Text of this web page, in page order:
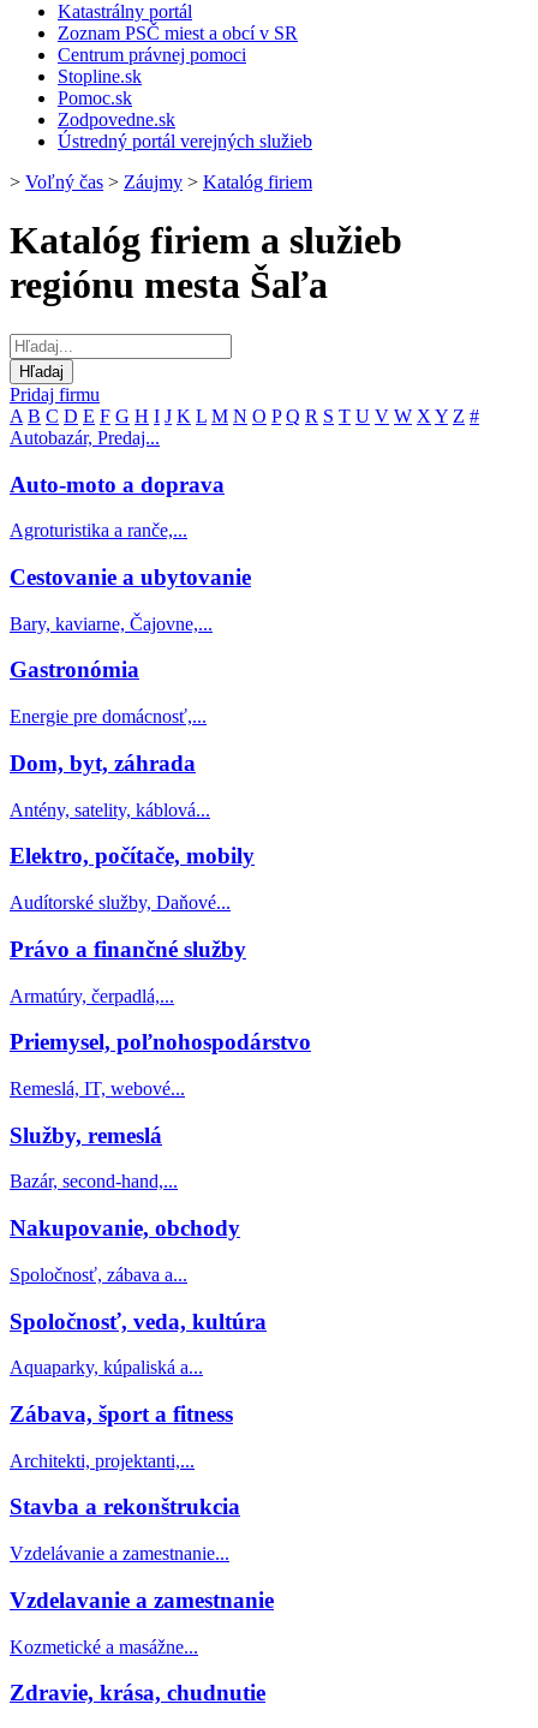
Katastrálny portál
Zoznam PSČ miest a obcí v SR
Centrum právnej pomoci
Stopline.sk
Pomoc.sk
Zodpovedne.sk
Ústredný portál verejných služieb
> Voľný čas > Záujmy > Katalóg firiem
Katalóg firiem a služieb
regiónu mesta Šaľa
Pridaj firmu
A B C D E F G H I J K L M N O P Q R S T U V W X Y Z #
Autobazár, Predaj...
Auto-moto a doprava
Agroturistika a ranče,...
Cestovanie a ubytovanie
Bary, kaviarne, Čajovne,...
Gastronómia
Energie pre domácnosť,...
Dom, byt, záhrada
Antény, satelity, káblová...
Elektro, počítače, mobily
Audítorské služby, Daňové...
Právo a finančné služby
Armatúry, čerpadlá,...
Priemysel, poľnohospodárstvo
Remeslá, IT, webové...
Služby, remeslá
Bazár, second-hand,...
Nakupovanie, obchody
Spoločnosť, zábava a...
Spoločnosť, veda, kultúra
Aquaparky, kúpaliská a...
Zábava, šport a fitness
Architekti, projektanti,...
Stavba a rekonštrukcia
Vzdelávanie a zamestnanie...
Vzdelavanie a zamestnanie
Kozmetické a masážne...
Zdravie, krása, chudnutie